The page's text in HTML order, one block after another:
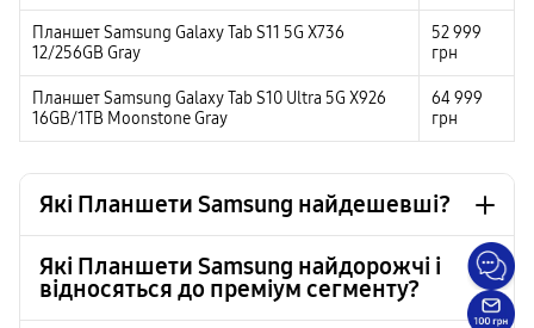
Планшет Samsung Galaxy Tab S11 5G X736
12/256GB Gray
52 999
грн
Планшет Samsung Galaxy Tab S10 Ultra 5G X926
16GB/1TB Moonstone Gray
64 999
грн
Які Планшети Samsung найдешевші?
Планшет Samsung Galaxy Tab A11 WiFi SM-X130
6 999 грн
Які Планшети Samsung найдорожчі і
відносяться до преміум сегменту?